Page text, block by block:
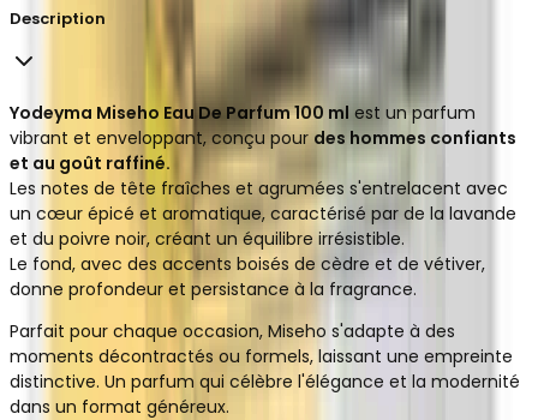
Description
Yodeyma Miseho Eau De Parfum 100 ml est un parfum
vibrant et enveloppant, conçu pour des hommes confiants
et au goût raffiné.
Les notes de tête fraîches et agrumées s'entrelacent avec
un cœur épicé et aromatique, caractérisé par de la lavande
et du poivre noir, créant un équilibre irrésistible.
Le fond, avec des accents boisés de cèdre et de vétiver,
donne profondeur et persistance à la fragrance.
Parfait pour chaque occasion, Miseho s'adapte à des
moments décontractés ou formels, laissant une empreinte
distinctive. Un parfum qui célèbre l'élégance et la modernité
dans un format généreux.